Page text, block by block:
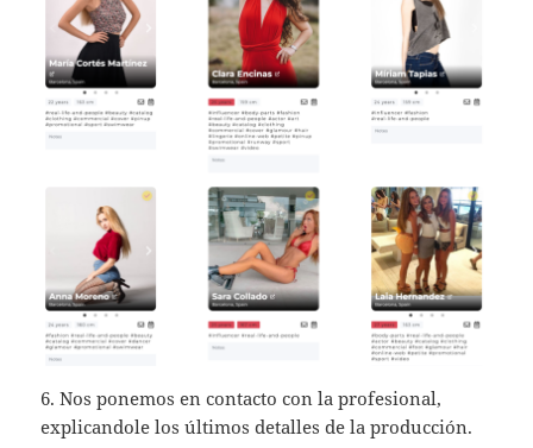
6. Nos ponemos en contacto con la profesional,
explicandole los últimos detalles de la producción.